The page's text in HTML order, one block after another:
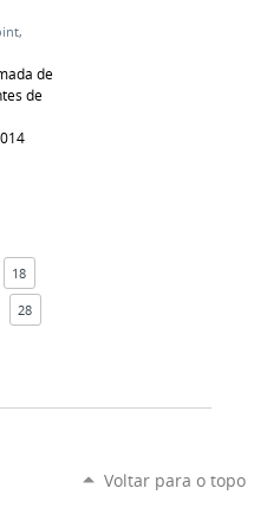
,
de
de
18
28
Voltar para o topo